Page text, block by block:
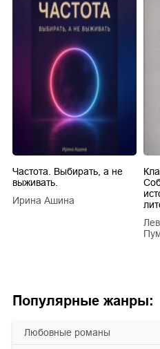
Популярные жанры:
любовные романы
Частота. Выбирать, а не
выживать.
Ирина Ашина